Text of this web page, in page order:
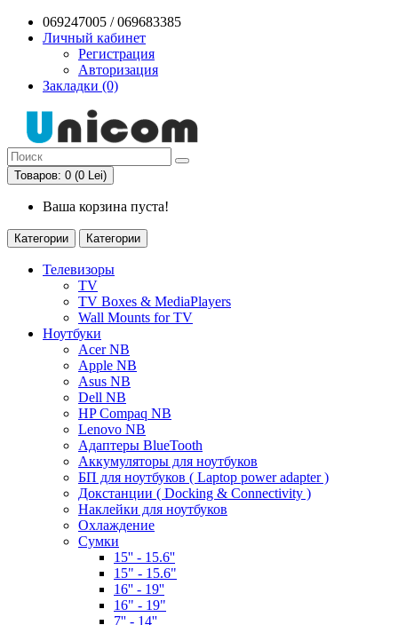
069247005 / 069683385
Личный кабинет
Регистрация
Авторизация
Закладки (0)
Товаров: 0 (0 Lei)
Ваша корзина пуста!
Категории Категории
Телевизоры
TV
TV Boxes & MediaPlayers
Wall Mounts for TV
Ноутбуки
Acer NB
Apple NB
Asus NB
Dell NB
HP Compaq NB
Lenovo NB
Адаптеры BlueTooth
Аккумуляторы для ноутбуков
БП для ноутбуков ( Laptop power adapter )
Докстанции ( Docking & Connectivity )
Наклейки для ноутбуков
Охлаждение
Сумки
15'' - 15.6''
15" - 15.6"
16'' - 19''
16" - 19"
7'' - 14''